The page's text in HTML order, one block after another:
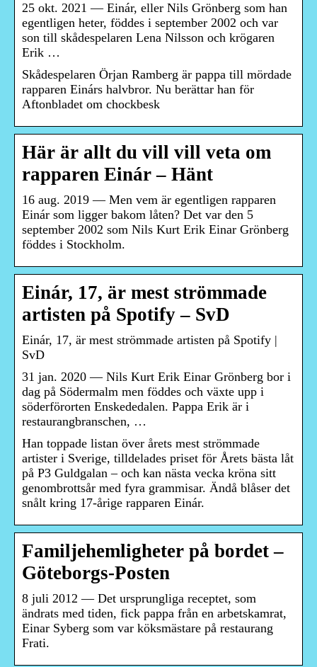
25 okt. 2021 — Einár, eller Nils Grönberg som han
egentligen heter, föddes i september 2002 och var
son till skådespelaren Lena Nilsson och krögaren
Erik …
Skådespelaren Örjan Ramberg är pappa till mördade
rapparen Einárs halvbror. Nu berättar han för
Aftonbladet om chockbesk
Här är allt du vill vill veta om
rapparen Einár – Hänt
16 aug. 2019 — Men vem är egentligen rapparen
Einár som ligger bakom låten? Det var den 5
september 2002 som Nils Kurt Erik Einar Grönberg
föddes i Stockholm.
Einár, 17, är mest strömmade
artisten på Spotify – SvD
Einár, 17, är mest strömmade artisten på Spotify |
SvD
31 jan. 2020 — Nils Kurt Erik Einar Grönberg bor i
dag på Södermalm men föddes och växte upp i
söderförorten Enskededalen. Pappa Erik är i
restaurangbranschen, …
Han toppade listan över årets mest strömmade
artister i Sverige, tilldelades priset för Årets bästa låt
på P3 Guldgalan – och kan nästa vecka kröna sitt
genombrottsår med fyra grammisar. Ändå blåser det
snålt kring 17-årige rapparen Einár.
Familjehemligheter på bordet –
Göteborgs-Posten
8 juli 2012 — Det ursprungliga receptet, som
ändrats med tiden, fick pappa från en arbetskamrat,
Einar Syberg som var köksmästare på restaurang
Frati.